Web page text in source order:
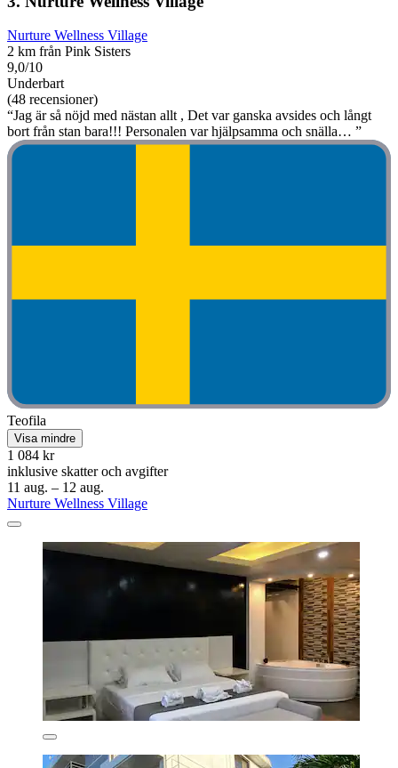
Nurture Wellness Village
2 km från Pink Sisters
9,0/10
Underbart
(48 recensioner)
“Jag är så nöjd med nästan allt , Det var ganska avsides och långt
bort från stan bara!!! Personalen var hjälpsamma och snälla… ”
Teofila
Visa mindre
1 084 kr
inklusive skatter och avgifter
11 aug. – 12 aug.
Nurture Wellness Village